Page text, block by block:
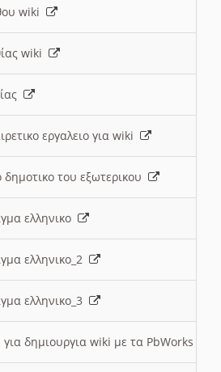
wiki
wiki
εργαλειο για wiki
του εξωτερικου
ελληνικο
ελληνικο_2
ελληνικο_3
δημιουργια wiki με τα PbWorks